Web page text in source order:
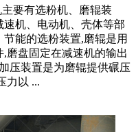
要有选粉机、磨辊装
机、电动机、壳体等部
能的选粉装置,磨辊是用
磨盘固定在减速机的输出
压装置是为磨辊提供碾压
力以 ...